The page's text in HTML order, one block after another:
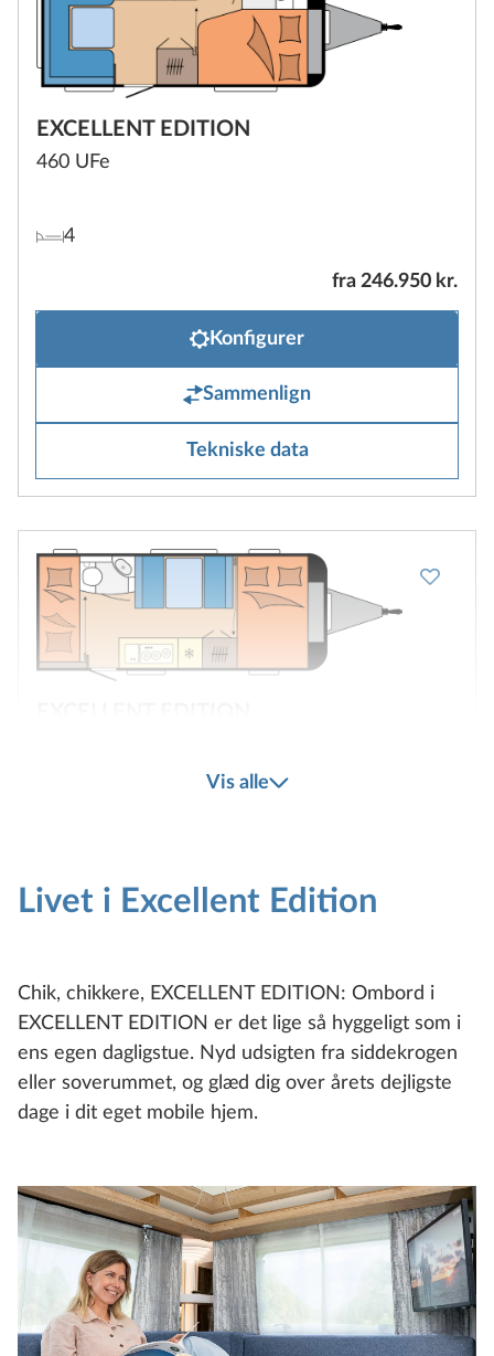
EXCELLENT EDITION
460 UFe
4
fra 246.950 kr.
Konfigurer
Sammenlign
Tekniske data
Tekniske data
EXCELLENT EDITION
495 UL
4
Vis alle
Livet i Excellent Edition
Chik, chikkere, EXCELLENT EDITION: Ombord i
EXCELLENT EDITION er det lige så hyggeligt som i
ens egen dagligstue. Nyd udsigten fra siddekrogen
eller soverummet, og glæd dig over årets dejligste
dage i dit eget mobile hjem.